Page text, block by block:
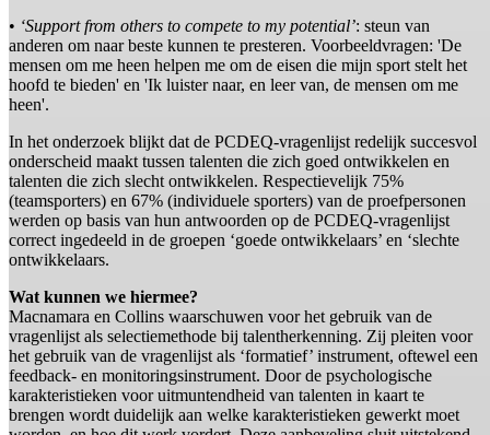
• ‘Support from others to compete to my potential’: steun van
anderen om naar beste kunnen te presteren. Voorbeeldvragen: 'De
mensen om me heen helpen me om de eisen die mijn sport stelt het
hoofd te bieden' en 'Ik luister naar, en leer van, de mensen om me
heen'.
In het onderzoek blijkt dat de PCDEQ-vragenlijst redelijk succesvol
onderscheid maakt tussen talenten die zich goed ontwikkelen en
talenten die zich slecht ontwikkelen. Respectievelijk 75%
(teamsporters) en 67% (individuele sporters) van de proefpersonen
werden op basis van hun antwoorden op de PCDEQ-vragenlijst
correct ingedeeld in de groepen ‘goede ontwikkelaars’ en ‘slechte
ontwikkelaars.
Wat kunnen we hiermee?
Macnamara en Collins waarschuwen voor het gebruik van de
vragenlijst als selectiemethode bij talentherkenning. Zij pleiten voor
het gebruik van de vragenlijst als ‘formatief’ instrument, oftewel een
feedback- en monitoringsinstrument. Door de psychologische
karakteristieken voor uitmuntendheid van talenten in kaart te
brengen wordt duidelijk aan welke karakteristieken gewerkt moet